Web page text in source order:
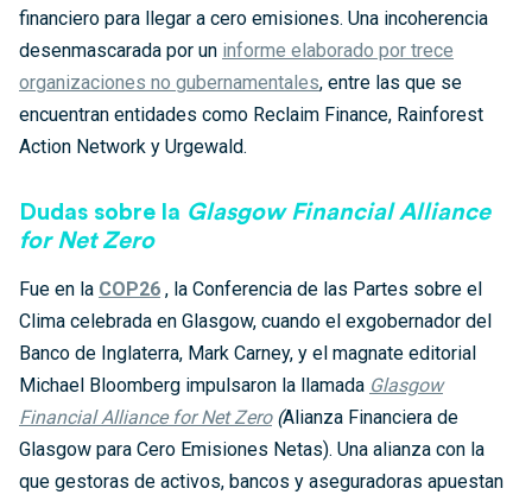
financiero para llegar a cero emisiones. Una incoherencia
desenmascarada por un informe elaborado por trece
organizaciones no gubernamentales, entre las que se
encuentran entidades como Reclaim Finance, Rainforest
Action Network y Urgewald.
Dudas sobre la Glasgow Financial Alliance
for Net Zero
Fue en la COP26 , la Conferencia de las Partes sobre el
Clima celebrada en Glasgow, cuando el exgobernador del
Banco de Inglaterra, Mark Carney, y el magnate editorial
Michael Bloomberg impulsaron la llamada Glasgow
Financial Alliance for Net Zero(Alianza Financiera de
Glasgow para Cero Emisiones Netas). Una alianza con la
que gestoras de activos, bancos y aseguradoras apuestan